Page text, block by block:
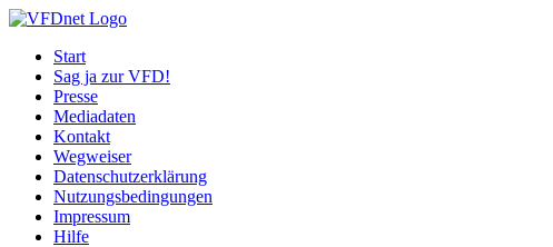
Start
Sag ja zur VFD!
Presse
Mediadaten
Kontakt
Wegweiser
Datenschutzerklärung
Nutzungsbedingungen
Impressum
Hilfe